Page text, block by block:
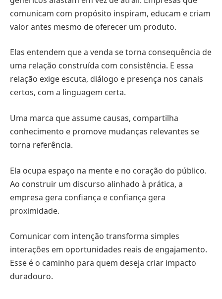
comunicam com propósito inspiram, educam e criam
valor antes mesmo de oferecer um produto.
Elas entendem que a venda se torna consequência de
uma relação construída com consistência. E essa
relação exige escuta, diálogo e presença nos canais
certos, com a linguagem certa.
Uma marca que assume causas, compartilha
conhecimento e promove mudanças relevantes se
torna referência.
Ela ocupa espaço na mente e no coração do público.
Ao construir um discurso alinhado à prática, a
empresa gera confiança e confiança gera
proximidade.
Comunicar com intenção transforma simples
interações em oportunidades reais de engajamento.
Esse é o caminho para quem deseja criar impacto
duradouro.